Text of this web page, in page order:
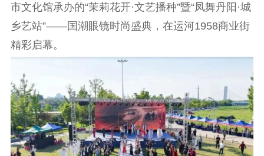
公示公告
通知公告
信息公开年度报
工作动态
理论武装
市文化馆承办的“茉莉花开·文艺播种”暨“凤舞丹阳·城
乡艺站”——国潮眼镜时尚盛典，在运河1958商业街
精彩启幕。